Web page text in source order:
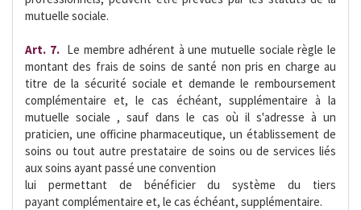
mutuelle sociale.
Art. 7. Le membre adhérent à une mutuelle sociale règle le
montant des frais de soins de santé non pris en charge au
titre de la sécurité sociale et demande le remboursement
complémentaire et, le cas échéant, supplémentaire à la
mutuelle sociale , sauf dans le cas où il s'adresse à un
praticien, une officine pharmaceutique, un établissement de
soins ou tout autre prestataire de soins ou de services liés
aux soins ayant passé une convention
lui permettant de bénéficier du système du tiers
payant complémentaire et, le cas échéant, supplémentaire.